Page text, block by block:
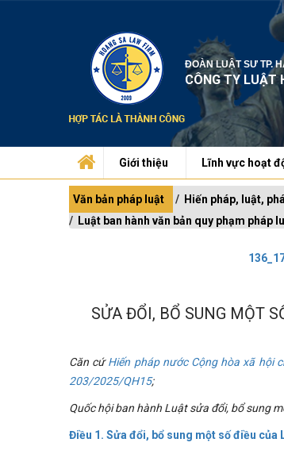
ĐOÀN LUẬT SƯ TP.
CÔNG TY LUẬT
Giới thiệu Lĩnh vực hoạt
Văn bản pháp luật
Hiến pháp, luật,
Luật ban hành văn bản quy phạm pháp
SỬA ĐỔI, BỔ SUNG MỘT
Căn cứHiến pháp nước Cộng hòa xã hội
203/2025/QH15;
Quốc hội ban hành Luật sửa đổi, bổ sung
Điều 1. Sửa đổi, bổ sung một số điều của